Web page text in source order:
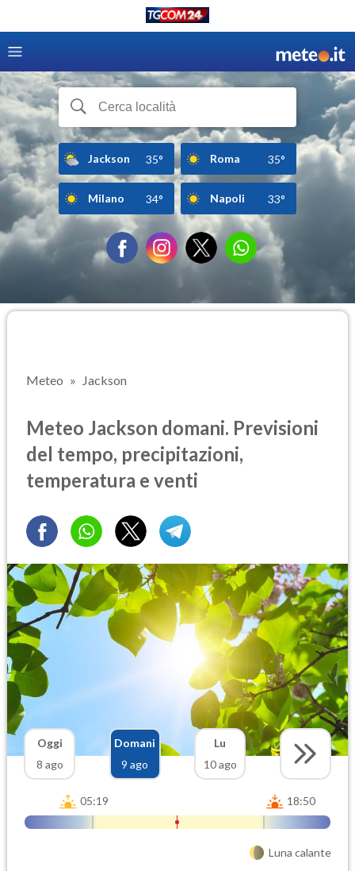
Jackson 35° Roma 35°
Milano 34° Napoli 33°
Meteo Jackson
Meteo Jackson domani. Previsioni
del tempo, precipitazioni,
temperatura e venti
Oggi
8 ago
Domani
9 ago
Lu
10 ago
05:19 18:50
Luna calante